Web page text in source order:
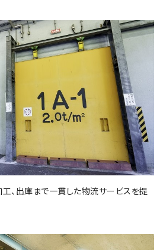
工、出庫まで一貫した物流サービスを提